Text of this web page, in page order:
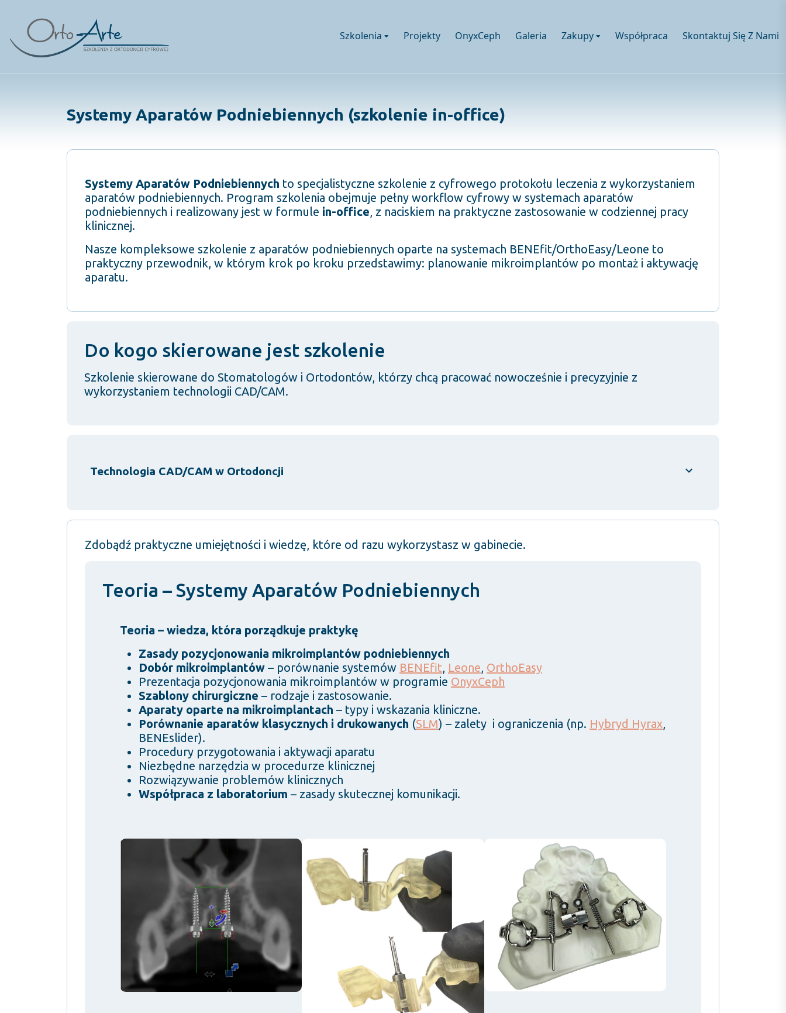
content
Szkolenia Projekty OnyxCeph Galeria Zakupy Współpraca Skontaktuj Się Z Nami
Systemy Aparatów Podniebiennych (szkolenie in-office)
Systemy Aparatów Podniebiennych to specjalistyczne szkolenie z cyfrowego protokołu leczenia z wykorzystaniem
aparatów podniebiennych. Program szkolenia obejmuje pełny workflow cyfrowy w systemach aparatów
podniebiennych i realizowany jest w formule in-office, z naciskiem na praktyczne zastosowanie w codziennej pracy
klinicznej.
Nasze kompleksowe szkolenie z aparatów podniebiennych oparte na systemach BENEfit/OrthoEasy/Leone to
praktyczny przewodnik, w którym krok po kroku przedstawimy: planowanie mikroimplantów po montaż i aktywację
aparatu.
Do kogo skierowane jest szkolenie
Szkolenie skierowane do Stomatologów i Ortodontów, którzy chcą pracować nowocześnie i precyzyjnie z
wykorzystaniem technologii CAD/CAM.
Technologia CAD/CAM w Ortodoncji
Zdobądź praktyczne umiejętności i wiedzę, które od razu wykorzystasz w gabinecie.
Teoria – Systemy Aparatów Podniebiennych
Teoria – wiedza, która porządkuje praktykę
Zasady pozycjonowania mikroimplantów podniebiennych
Dobór mikroimplantów – porównanie systemów BENEfit, Leone, OrthoEasy
Prezentacja pozycjonowania mikroimplantów w programie OnyxCeph
Szablony chirurgiczne – rodzaje i zastosowanie.
Aparaty oparte na mikroimplantach – typy i wskazania kliniczne.
Porównanie aparatów klasycznych i drukowanych (SLM) – zalety i ograniczenia (np. Hybryd Hyrax,
BENEslider).
Procedury przygotowania i aktywacji aparatu
Niezbędne narzędzia w procedurze klinicznej
Rozwiązywanie problemów klinicznych
Współpraca z laboratorium – zasady skutecznej komunikacji.